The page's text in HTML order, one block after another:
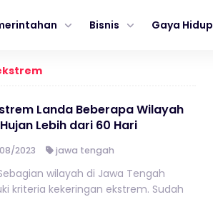
Bisnis Gaya Hidup
Landa Beberapa Wilayah
Lebih dari 60 Hari
2023 jawa tengah
wilayah di Jawa Tengah
kriteria kekeringan ekstrem. Sudah